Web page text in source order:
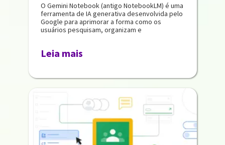
O Gemini Notebook (antigo NotebookLM) é uma
ferramenta de IA generativa desenvolvida pelo
Google para aprimorar a forma como os
usuários pesquisam, organizam e
Leia mais